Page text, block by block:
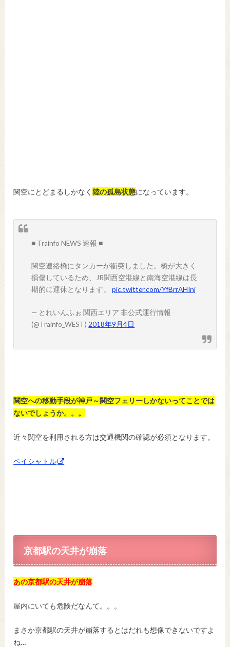
関空にとどまるしかなく陸の孤島状態になっています。
■ Trainfo NEWS 速報 ■
関空連絡橋にタンカーが衝突しました。橋が大きく
損傷しているため、JR関西空港線と南海空港線は長
期的に運休となります。pic.twitter.com/YfBrrAHInj
— とれいんふぉ 関西エリア 非公式運行情報
(@Trainfo_WEST)2018年9月4日
関空への移動手段が神戸～関空フェリーしかないってことでは
ないでしょうか。。。
近々関空を利用される方は交通機関の確認が必須となります。
ベイシャトル
京都駅の天井が崩落
あの京都駅の天井が崩落
屋内にいても危険だなんて。。。
まさか京都駅の天井が崩落するとはだれも想像できないですよ
ね…